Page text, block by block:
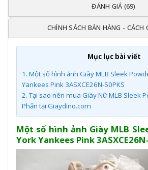
ĐÁNH GIÁ (69)
CHÍNH SÁCH BÁN HÀNG - CÁCH
Mục lục bài viết
1. Một số hình ảnh Giày MLB Sleek
Yankees Pink 3ASXCE26N-50PKS
2.Tại sao nên mua Giày Nữ MLB Sleek
Phấn tại Giaydino.com
Một số hình ảnh Giày MLB
York Yankees Pink